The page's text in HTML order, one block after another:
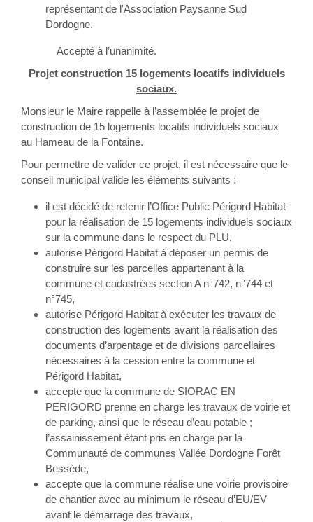
représentant de l'Association Paysanne Sud
Dordogne.
Accepté à l’unanimité.
Projet construction 15 logements locatifs individuels
sociaux.
Monsieur le Maire rappelle à l’assemblée le projet de
construction de 15 logements locatifs individuels sociaux
au Hameau de la Fontaine.
Pour permettre de valider ce projet, il est nécessaire que le
conseil municipal valide les éléments suivants :
il est décidé de retenir l’Office Public Périgord Habitat
pour la réalisation de 15 logements individuels sociaux
sur la commune dans le respect du PLU,
autorise Périgord Habitat à déposer un permis de
construire sur les parcelles appartenant à la
commune et cadastrées section A n°742, n°744 et
n°745,
autorise Périgord Habitat à exécuter les travaux de
construction des logements avant la réalisation des
documents d’arpentage et de divisions parcellaires
nécessaires à la cession entre la commune et
Périgord Habitat,
accepte que la commune de SIORAC EN
PERIGORD prenne en charge les travaux de voirie et
de parking, ainsi que le réseau d’eau potable ;
l’assainissement étant pris en charge par la
Communauté de communes Vallée Dordogne Forêt
Bessède,
accepte que la commune réalise une voirie provisoire
de chantier avec au minimum le réseau d’EU/EV
avant le démarrage des travaux,